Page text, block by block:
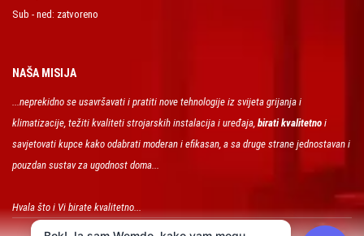
Sub - ned: zatvoreno
NAŠA MISIJA
...neprekidno se usavršavati i pratiti nove tehnologije iz svijeta grijanja i
klimatizacije, težiti kvaliteti strojarskih instalacija i uređaja, birati kvalitetno i
savjetovati kupce kako odabrati moderan i efikasan, a sa druge strane jednostavan i
pouzdan sustav za ugodnost doma...
Hvala što i Vi birate kvalitetno...